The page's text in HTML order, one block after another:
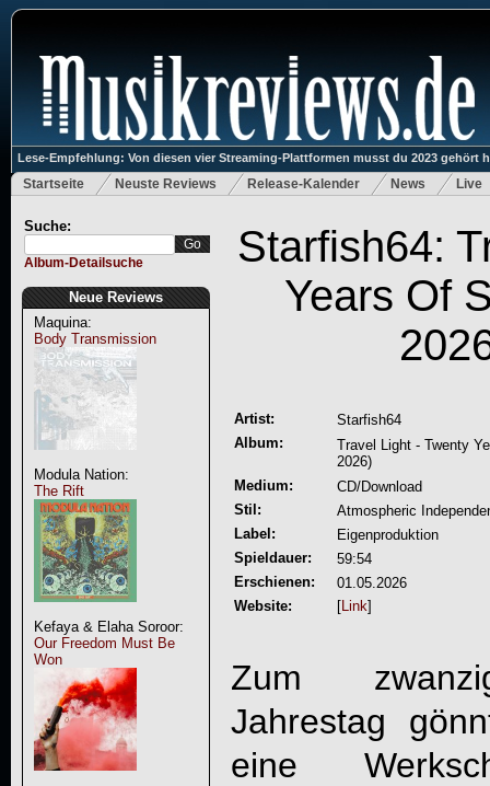
Lese-Empfehlung: Von diesen vier Streaming-Plattformen musst du 2023 gehört
Startseite Neuste Reviews Release-Kalender News Live
Suche:
Album-Detailsuche
Neue Reviews
Maquina:
Body Transmission
Modula Nation:
The Rift
Kefaya & Elaha Soroor:
Our Freedom Must Be
Won
Starfish64:
Years Of
Artist:
Starfish64
Album:
Travel Light - Twenty
2026)
Medium:
CD/Download
Stil:
Atmospheric
Label:
Eigenproduktion
Spieldauer:
59:54
Erschienen:
01.05.2026
Website:
[Link]
Zum
Jahrestag
eine